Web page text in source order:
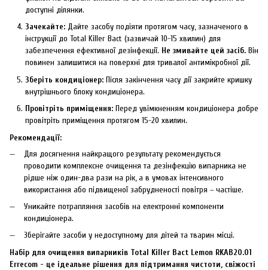
доступні ділянки.
Зачекайте: Дайте засобу подіяти протягом часу, зазначеного в
інструкції до Total Killer Bact (зазвичай 10-15 хвилин) для
забезпечення ефективної дезінфекції. Не змивайте цей засіб. Він
повинен залишитися на поверхні для тривалої антимікробної дії.
Зберіть кондиціонер: Після закінчення часу дії закрийте кришку
внутрішнього блоку кондиціонера.
Провітріть приміщення: Перед увімкненням кондиціонера добре
провітріть приміщення протягом 15-20 хвилин.
Рекомендації:
Для досягнення найкращого результату рекомендується
проводити комплексне очищення та дезінфекцію випарника не
рідше ніж один-два рази на рік, а в умовах інтенсивного
використання або підвищеної забрудненості повітря – частіше.
Уникайте потрапляння засобів на електронні компоненти
кондиціонера.
Зберігайте засоби у недоступному для дітей та тварин місці.
Набір для очищення випарників Total Killer Bact Lemon RKAB20.01
Errecom - це ідеальне рішення для підтримання чистоти, свіжості